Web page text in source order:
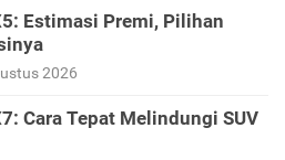
Estimasi Premi, Pilihan
2026
Cara Tepat Melindungi SUV